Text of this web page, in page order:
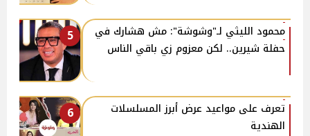
5
محمود الليثي لـ"وشوشة": مش هشارك في
حفلة شيرين.. لكن معزوم زي باقي الناس
6
تعرف على مواعيد عرض أبرز المسلسلات
الهندية